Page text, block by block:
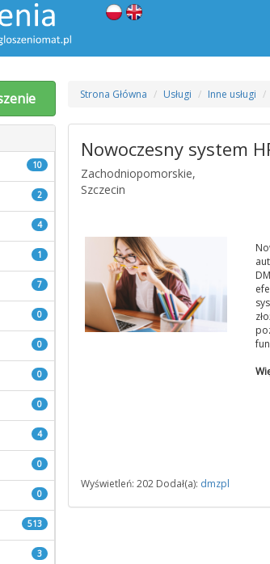
10
2
4
1
7
0
0
0
0
4
0
0
513
3
Strona Główna Usługi Inne usługi
Nowoczesny system
Zachodniopomorskie,
Szczecin
Wyświetleń: 202 Dodał(a): dmzpl